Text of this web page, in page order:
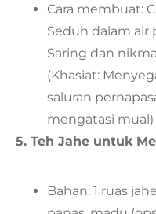
Cara membuat:
Seduh dalam air
Saring dan
(Khasiat:
saluran
mengatasi mual)
5. Teh Jahe untuk
Bahan: 1 ruas